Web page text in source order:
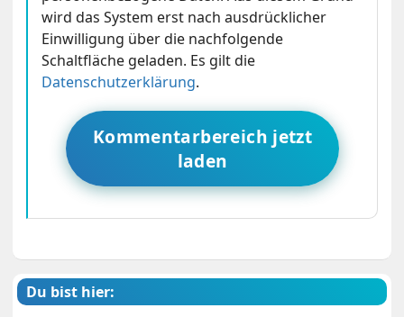
wird das System erst nach ausdrücklicher
Einwilligung über die nachfolgende
Schaltfläche geladen. Es gilt die
Datenschutzerklärung.
Kommentarbereich jetzt
laden
Du bist hier: